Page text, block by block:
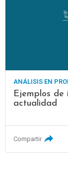
ANÁLISIS EN
Ejemplos de
actualidad
Compartir